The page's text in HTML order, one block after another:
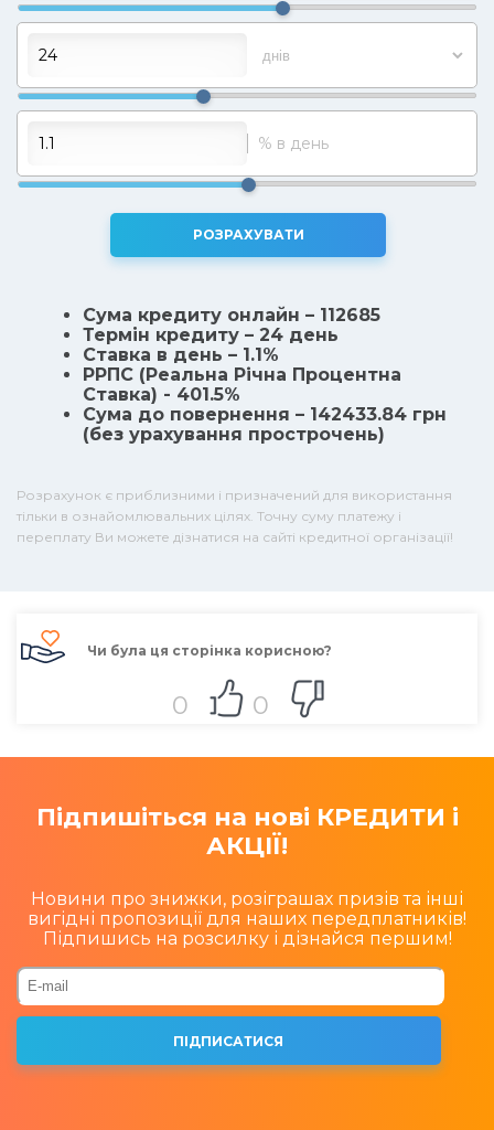
% в день
РОЗРАХУВАТИ
Сума кредиту онлайн – 112685
Термін кредиту – 24 день
Ставка в день – 1.1%
РРПС (Реальна Рiчна Процентна
Ставка) - 401.5%
Сума до повернення – 142433.84 грн
(без урахування прострочень)
Розрахунок є приблизними і призначений для використання
тільки в ознайомлювальних цілях. Точну суму платежу і
переплату Ви можете дізнатися на сайті кредитної організації!
Чи була ця сторінка корисною?
0 0
Підпишіться на нові КРЕДИТИ і
АКЦІЇ!
Новини про знижки, розіграшах призів та інші
вигідні пропозиції для наших передплатників!
Підпишись на розсилку і дізнайся першим!